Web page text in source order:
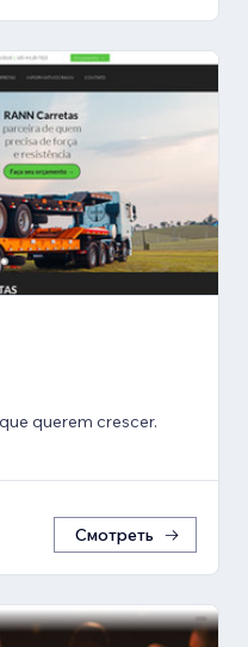
querem crescer.
Смотреть